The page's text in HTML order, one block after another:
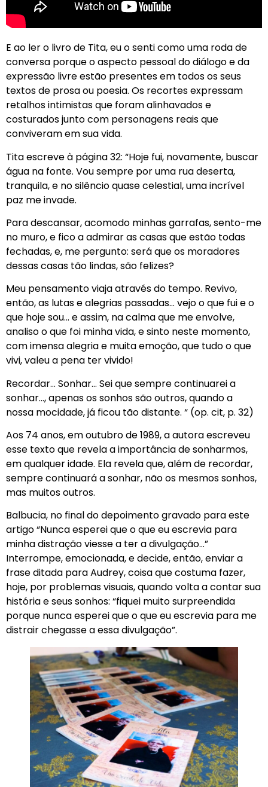
E ao ler o livro de Tita, eu o senti como uma roda de
conversa porque o aspecto pessoal do diálogo e da
expressão livre estão presentes em todos os seus
textos de prosa ou poesia. Os recortes expressam
retalhos intimistas que foram alinhavados e
costurados junto com personagens reais que
conviveram em sua vida.
Tita escreve à página 32: “Hoje fui, novamente, buscar
água na fonte. Vou sempre por uma rua deserta,
tranquila, e no silêncio quase celestial, uma incrível
paz me invade.
Para descansar, acomodo minhas garrafas, sento-me
no muro, e fico a admirar as casas que estão todas
fechadas, e, me pergunto: será que os moradores
dessas casas tão lindas, são felizes?
Meu pensamento viaja através do tempo. Revivo,
então, as lutas e alegrias passadas… vejo o que fui e o
que hoje sou… e assim, na calma que me envolve,
analiso o que foi minha vida, e sinto neste momento,
com imensa alegria e muita emoção, que tudo o que
vivi, valeu a pena ter vivido!
Recordar… Sonhar… Sei que sempre continuarei a
sonhar…, apenas os sonhos são outros, quando a
nossa mocidade, já ficou tão distante. “ (op. cit, p. 32)
Aos 74 anos, em outubro de 1989, a autora escreveu
esse texto que revela a importância de sonharmos,
em qualquer idade. Ela revela que, além de recordar,
sempre continuará a sonhar, não os mesmos sonhos,
mas muitos outros.
Balbucia, no final do depoimento gravado para este
artigo “Nunca esperei que o que eu escrevia para
minha distração viesse a ter a divulgação…”
Interrompe, emocionada, e decide, então, enviar a
frase ditada para Audrey, coisa que costuma fazer,
hoje, por problemas visuais, quando volta a contar sua
história e seus sonhos: “fiquei muito surpreendida
porque nunca esperei que o que eu escrevia para me
distrair chegasse a essa divulgação”.